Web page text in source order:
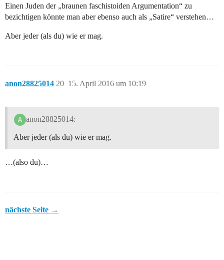
Einen Juden der „braunen faschistoiden Argumentation“ zu
bezichtigen könnte man aber ebenso auch als „Satire“ verstehen…
Aber jeder (als du) wie er mag.
anon28825014 15. April 2016 um 10:19
20
anon28825014:
Aber jeder (als du) wie er mag.
…(also du)…
nächste Seite →